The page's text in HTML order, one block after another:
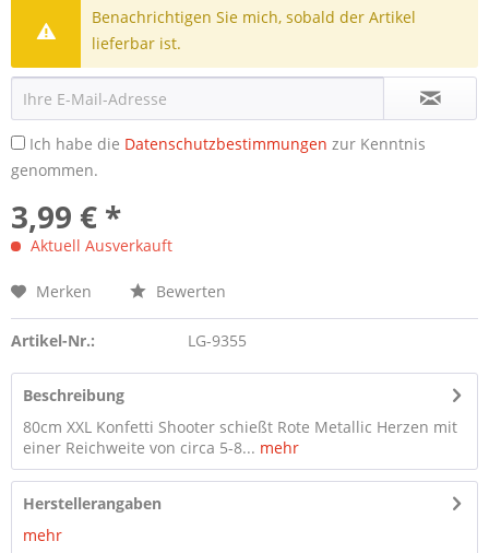
Benachrichtigen Sie mich, sobald der Artikel
lieferbar ist.
Ich habe die Datenschutzbestimmungen zur Kenntnis
genommen.
3,99 € *
Aktuell Ausverkauft
Merken Bewerten
Artikel-Nr.: LG-9355
Beschreibung
80cm XXL Konfetti Shooter schießt Rote Metallic Herzen mit
einer Reichweite von circa 5-8... mehr
Herstellerangaben
mehr